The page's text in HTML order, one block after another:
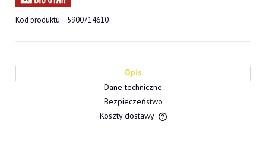
Kod produktu: 5900714610_
Opis
Dane techniczne
Bezpieczeństwo
Koszty dostawy